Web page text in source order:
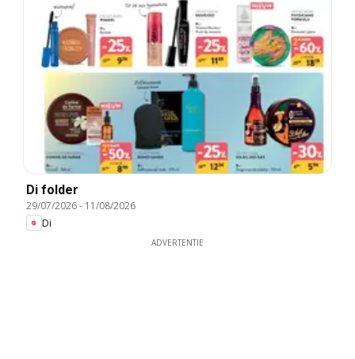
Di folder
29/07/2026- 11/08/2026
Di
ADVERTENTIE